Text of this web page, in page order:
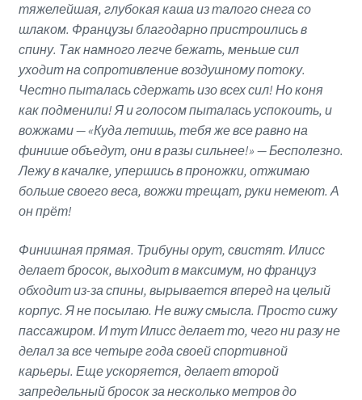
тяжелейшая, глубокая каша из талого снега со
шлаком. Французы благодарно пристроились в
спину. Так намного легче бежать, меньше сил
уходит на сопротивление воздушному потоку.
Честно пыталась сдержать изо всех сил! Но коня
как подменили! Я и голосом пыталась успокоить, и
вожжами — «Куда летишь, тебя же все равно на
финише объедут, они в разы сильнее!» — Бесполезно.
Лежу в качалке, упершись в проножки, отжимаю
больше своего веса, вожжи трещат, руки немеют. А
он прёт!
Финишная прямая. Трибуны орут, свистят. Илисс
делает бросок, выходит в максимум, но француз
обходит из-за спины, вырывается вперед на целый
корпус. Я не посылаю. Не вижу смысла. Просто сижу
пассажиром. И тут Илисс делает то, чего ни разу не
делал за все четыре года своей спортивной
карьеры. Еще ускоряется, делает второй
запредельный бросок за несколько метров до